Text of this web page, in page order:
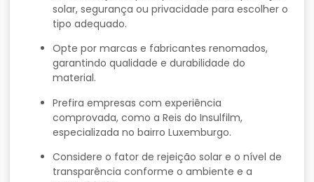
solar, segurança ou privacidade para escolher o
tipo adequado.
Opte por marcas e fabricantes renomados,
garantindo qualidade e durabilidade do
material.
Prefira empresas com experiência
comprovada, como a Reis do Insulfilm,
especializada no bairro Luxemburgo.
Considere o fator de rejeição solar e o nível de
transparência conforme o ambiente e a